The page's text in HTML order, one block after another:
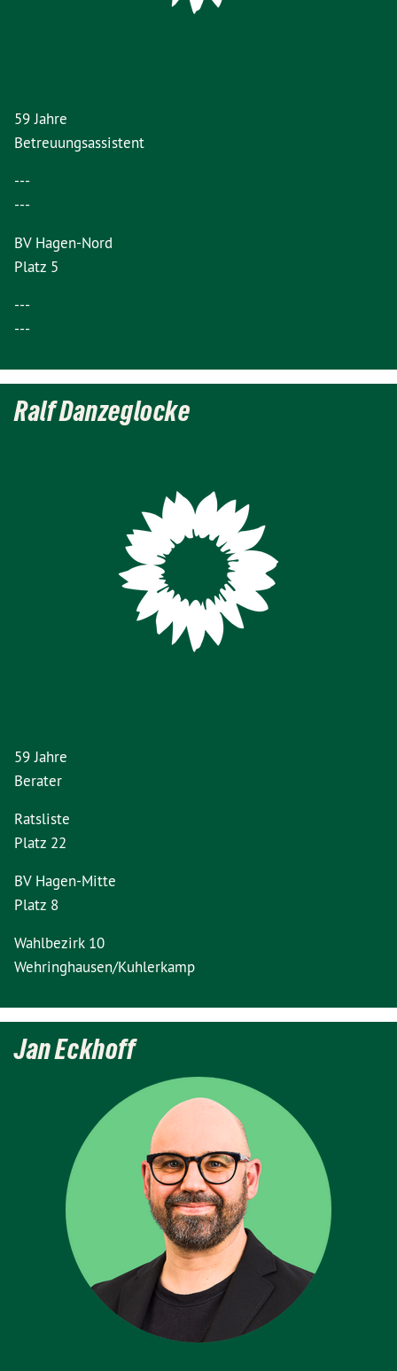
59 Jahre
Betreuungsassistent
---
---
BV Hagen-Nord
Platz 5
---
---
Ralf Danzeglocke
59 Jahre
Berater
Ratsliste
Platz 22
BV Hagen-Mitte
Platz 8
Wahlbezirk 10
Wehringhausen/Kuhlerkamp
Jan Eckhoff